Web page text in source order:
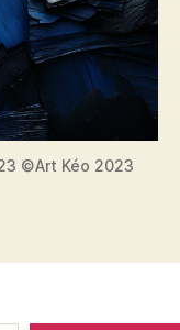
©Art Kéo 2023